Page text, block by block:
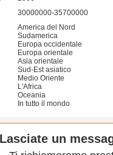
30000000-35700000
America del Nord
Sudamerica
Europa occidentale
Europa orientale
Asia orientale
Sud-Est asiatico
Medio Oriente
L'Africa
Oceania
In tutto il mondo
Lasciate un